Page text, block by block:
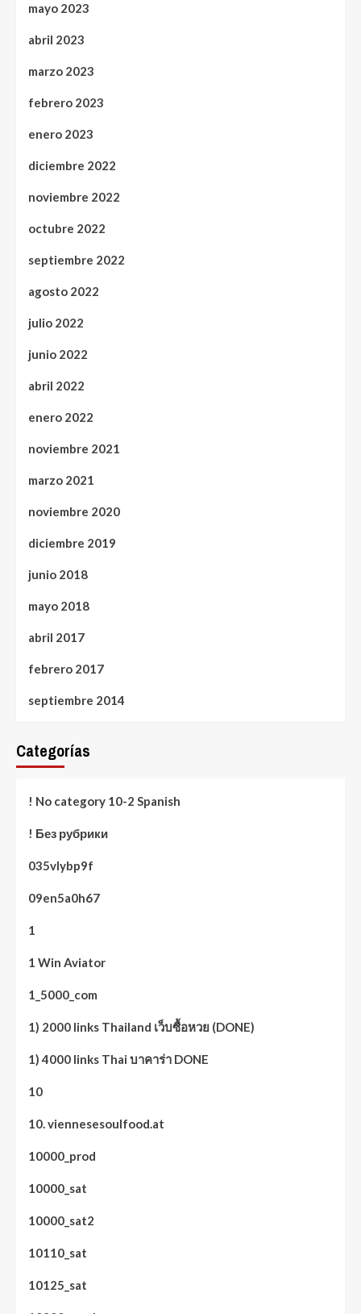
mayo 2023
abril 2023
marzo 2023
febrero 2023
enero 2023
diciembre 2022
noviembre 2022
octubre 2022
septiembre 2022
agosto 2022
julio 2022
junio 2022
abril 2022
enero 2022
noviembre 2021
marzo 2021
noviembre 2020
diciembre 2019
junio 2018
mayo 2018
abril 2017
febrero 2017
septiembre 2014
Categorías
! No category 10-2 Spanish
! Без рубрики
035vlybp9f
09en5a0h67
1
1 Win Aviator
1_5000_com
1) 2000 links Thailand เว็บซื้อหวย (DONE)
1) 4000 links Thai บาคาร่า DONE
10
10. viennesesoulfood.at
10000_prod
10000_sat
10000_sat2
10110_sat
10125_sat